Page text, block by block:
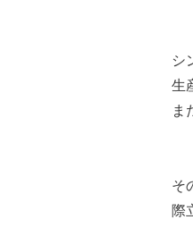
シ
生
ま
そ
際